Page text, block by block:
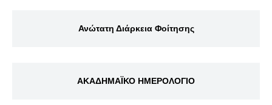
Ανώτατη Διάρκεια Φοίτησης
ΑΚΑΔΗΜΑΪΚΟ ΗΜΕΡΟΛΟΓΙΟ